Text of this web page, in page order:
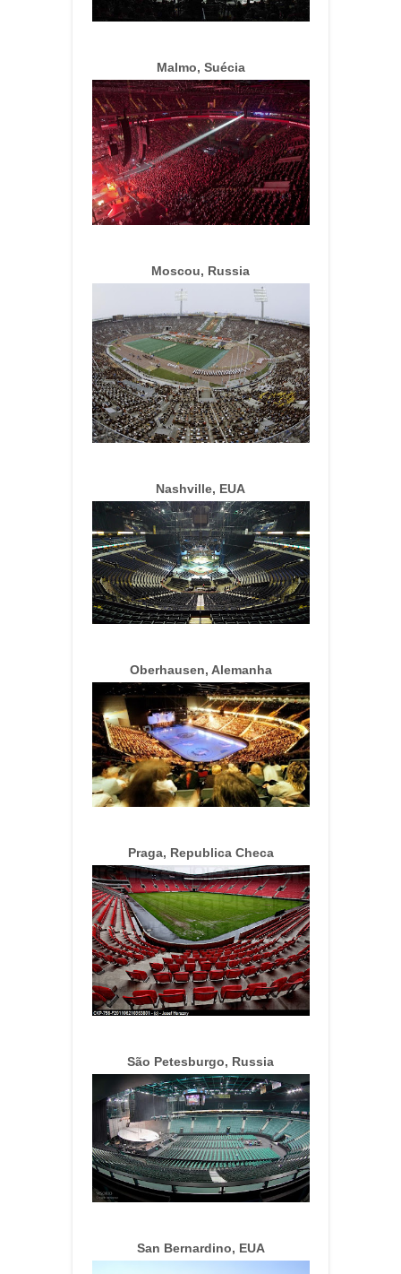
Malmo, Suécia
Moscou, Russia
Nashville, EUA
Oberhausen, Alemanha
Praga, Republica Checa
São Petesburgo, Russia
San Bernardino, EUA